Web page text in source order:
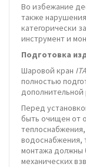
Во избежание
также
категорически
инструмент и
Подготовка
Шаровой кран
полностью
дополнительной
Перед
быть очищен от
теплоснабжения,
водоснабжения,
монтажа должны
механических